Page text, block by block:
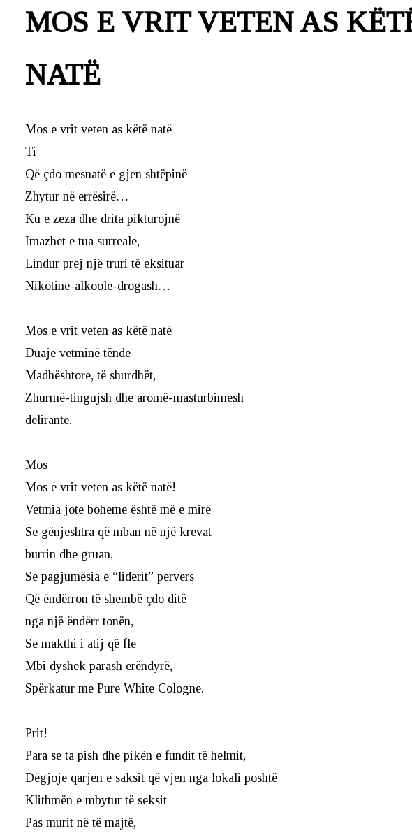
MOS E VRIT VETEN AS
NATË
Mos e vrit veten as këtë natë
Ti
Që çdo mesnatë e gjen shtëpinë
Zhytur në errësirë…
Ku e zeza dhe drita pikturojnë
Imazhet e tua surreale,
Lindur prej një truri të eksituar
Nikotine-alkoole-drogash…
Mos e vrit veten as këtë natë
Duaje vetminë tënde
Madhështore, të shurdhët,
Zhurmë-tingujsh dhe aromë-masturbimesh
delirante.
Mos
Mos e vrit veten as këtë natë!
Vetmia jote boheme është më e mirë
Se gënjeshtra që mban në një krevat
burrin dhe gruan,
Se pagjumësia e “liderit” pervers
Që ëndërron të shembë çdo ditë
nga një ëndërr tonën,
Se makthi i atij që fle
Mbi dyshek parash erëndyrë,
Spërkatur me Pure White Cologne.
Prit!
Para se ta pish dhe pikën e fundit të helmit,
Dëgjoje qarjen e saksit që vjen nga lokali poshtë
Klithmën e mbytur të seksit
Pas murit në të majtë,